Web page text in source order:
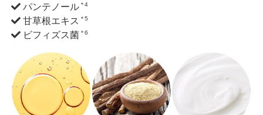
パンテノール ＊4
甘草根エキス ＊5
ビフィズス菌 ＊6